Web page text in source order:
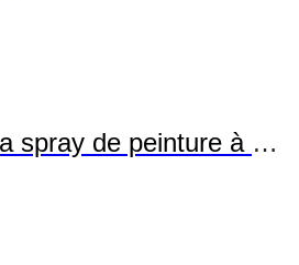
de peinture à La Villette